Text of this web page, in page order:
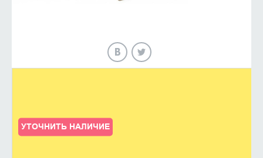
УТОЧНИТЬ НАЛИЧИЕ